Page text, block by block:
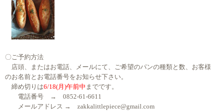
〇ご予約方法
店頭、またはお電話、メールにて、ご希望のパンの種類と数、お客様
のお名前とお電話番号をお知らせ下さい。
締め切りは6/18(月)午前中 までです。
電話番号 → 0852-61-6611
メールアドレス → zakkalittlepiece@gmail.com